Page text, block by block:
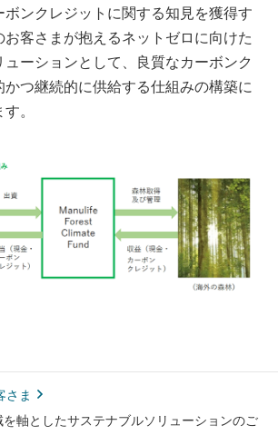
ンクレジットに関する知見を獲得す
客さまが抱えるネットゼロに向けた
ーションとして、良質なカーボンク
かつ継続的に供給する仕組みの構築に
。
さま
軸としたサステナブルソリューションのご